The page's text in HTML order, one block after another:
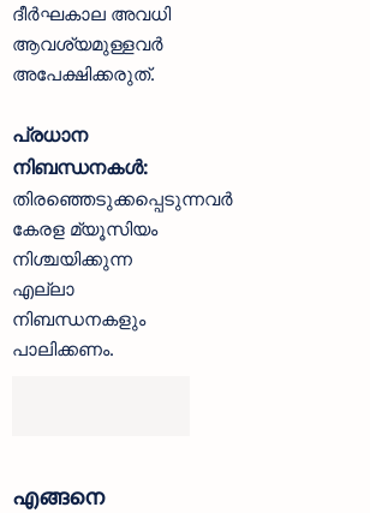
ദീർഘകാല അവധി
ആവശ്യമുള്ളവർ
അപേക്ഷിക്കരുത്.
പ്രധാന
നിബന്ധനകൾ:
തിരഞ്ഞെടുക്കപ്പെടുന്നവർ
കേരള മ്യൂസിയം
നിശ്ചയിക്കുന്ന
എല്ലാ
നിബന്ധനകളും
പാലിക്കണം.
എങ്ങനെ